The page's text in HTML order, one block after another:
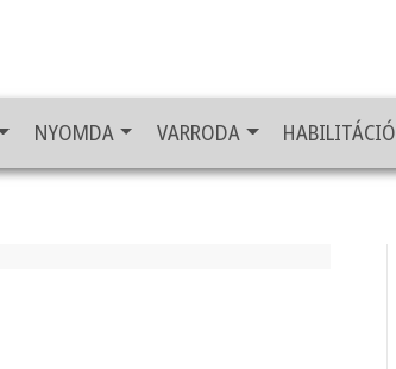
NYOMDA VARRODA HABILITÁCIÓ